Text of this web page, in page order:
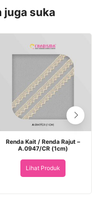
juga suka
Renda Kait / Renda Rajut –
A.0947/CR (1cm)
Lihat Produk